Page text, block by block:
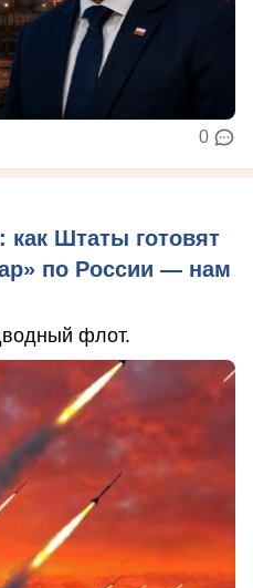
0
как Штаты готовят
по России — нам
флот.